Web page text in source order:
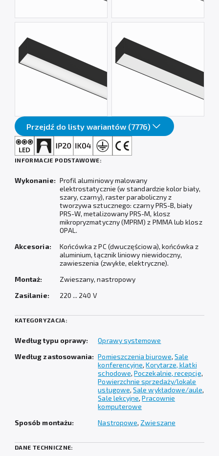
Przejdź do listy wariantów (7776)
INFORMACJE PODSTAWOWE:
Wykonanie: Profil aluminiowy malowany
elektrostatycznie (w standardzie kolor biały,
szary, czarny), raster paraboliczny z
tworzywa sztucznego: czarny PRS-B, biały
PRS-W, metalizowany PRS-M, klosz
mikropryzmatyczny (MPRM) z PMMA lub klosz
OPAL.
Akcesoria:
Końcówka z PC (dwuczęściowa), końcówka z
aluminium, łącznik liniowy niewidoczny,
zawieszenia (zwykłe, elektryczne).
Montaż:
Zwieszany, nastropowy
Zasilanie:
220 ... 240 V
KATEGORYZACJA:
Według typu oprawy:
Oprawy systemowe
Według zastosowania: Pomieszczenia biurowe,Sale
konferencyjne,Korytarze, klatki
schodowe,Poczekalnie, recepcje,
Powierzchnie sprzedaży/lokale
usługowe,Sale wykładowe/aule,
Sale lekcyjne,Pracownie
komputerowe
Sposób montażu:
Nastropowe, Zwieszane
DANE TECHNICZNE: